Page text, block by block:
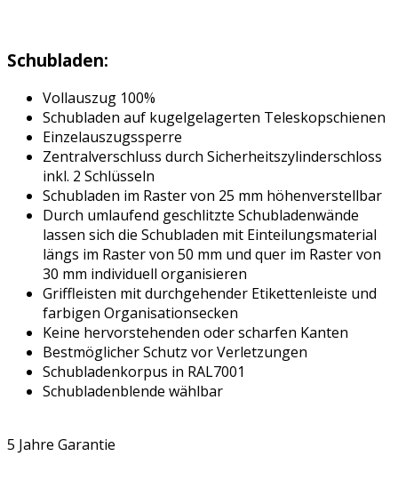
Schubladen:
Vollauszug 100%
Schubladen auf kugelgelagerten Teleskopschienen
Einzelauszugssperre
Zentralverschluss durch Sicherheitszylinderschloss
inkl. 2 Schlüsseln
Schubladen im Raster von 25 mm höhenverstellbar
Durch umlaufend geschlitzte Schubladenwände
lassen sich die Schubladen mit Einteilungsmaterial
längs im Raster von 50 mm und quer im Raster von
30 mm individuell organisieren
Griffleisten mit durchgehender Etikettenleiste und
farbigen Organisationsecken
Keine hervorstehenden oder scharfen Kanten
Bestmöglicher Schutz vor Verletzungen
Schubladenkorpus in RAL7001
Schubladenblende wählbar
5 Jahre Garantie